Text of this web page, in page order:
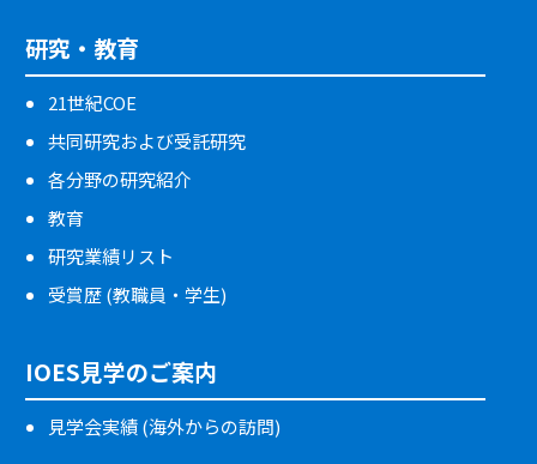
研究・教育
21世紀COE
共同研究および受託研究
各分野の研究紹介
教育
研究業績リスト
受賞歴 (教職員・学生)
IOES見学のご案内
見学会実績 (海外からの訪問)